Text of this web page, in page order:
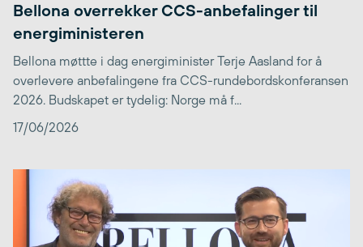
Bellona overrekker CCS-anbefalinger til
energiministeren
Bellona møttte i dag energiminister Terje Aasland for å
overlevere anbefalingene fra CCS-rundebordskonferansen
2026. Budskapet er tydelig: Norge må f...
17/06/2026